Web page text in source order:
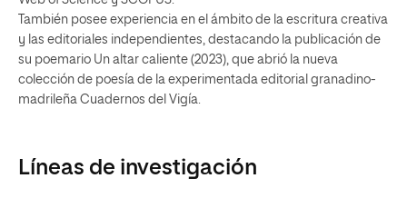
También posee experiencia en el ámbito de la escritura creativa
y las editoriales independientes, destacando la publicación de
su poemario Un altar caliente (2023), que abrió la nueva
colección de poesía de la experimentada editorial granadino-
madrileña Cuadernos del Vigía.
Líneas de investigación